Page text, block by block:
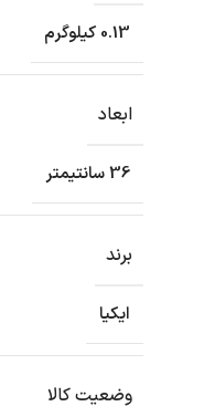
0.13 کیلوگرم
ابعاد
36 سانتیمتر
برند
ایکیا
وضعیت کالا